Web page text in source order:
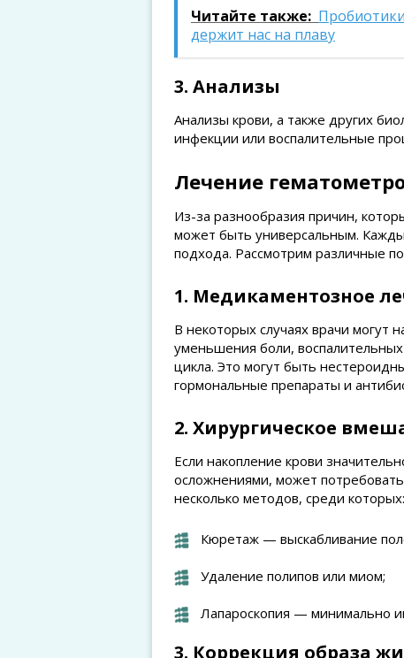
Читайте также:
держит нас на плаву
3. Анализы
Анализы крови, а также других
инфекции или воспалительные
Лечение
Из-за разнообразия причин,
может быть универсальным.
подхода. Рассмотрим различные
1. Медикаментозное
В некоторых случаях врачи могут
уменьшения боли,
цикла. Это могут быть
гормональные препараты и
2. Хирургическое
Если накопление крови
осложнениями, может
несколько методов, среди которых:
Кюретаж — выскабливание
Удаление полипов или миом;
Лапароскопия — минимально
3. Коррекция образа